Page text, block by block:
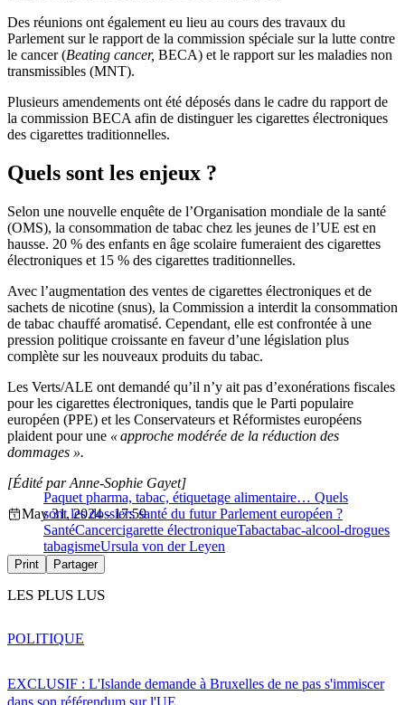
Des réunions ont également eu lieu au cours des travaux du
Parlement sur le rapport de la commission spéciale sur la lutte contre
le cancer (Beating cancer, BECA) et le rapport sur les maladies non
transmissibles (MNT).
Plusieurs amendements ont été déposés dans le cadre du rapport de
la commission BECA afin de distinguer les cigarettes électroniques
des cigarettes traditionnelles.
Quels sont les enjeux ?
Selon une nouvelle enquête de l’Organisation mondiale de la santé
(OMS), la consommation de tabac chez les jeunes de l’UE est en
hausse. 20 % des enfants en âge scolaire fumeraient des cigarettes
électroniques et 15 % des cigarettes traditionnelles.
Avec l’augmentation des ventes de cigarettes électroniques et de
sachets de nicotine (snus), la Commission a interdit la consommation
de tabac chauffé aromatisé. Cependant, elle est confrontée à une
pression politique croissante en faveur d’une législation plus
complète sur les nouveaux produits du tabac.
Les Verts/ALE ont demandé qu’il n’y ait pas d’exonérations fiscales
pour les cigarettes électroniques, tandis que le Parti populaire
européen (PPE) et les Conservateurs et Réformistes européens
plaident pour une « approche modérée de la réduction des
dommages ».
Paquet pharma, tabac, étiquetage alimentaire… Quels
sont les dossiers santé du futur Parlement européen ?
[Édité par Anne-Sophie Gayet]
May 31, 2024 - 17:59
SantéCancercigarette électroniqueTabactabac-alcool-drogues
tabagismeUrsula von der Leyen
Print Partager
LES PLUS LUS
EXCLUSIF : L'Islande demande à Bruxelles de ne pas s'immiscer
dans son référendum sur l'UE
POLITIQUE